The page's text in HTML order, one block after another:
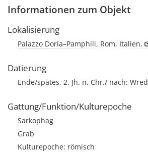
Informationen zum Objekt
Lokalisierung
Palazzo Doria–Pamphili, Rom, Italien,
Datierung
Ende/spätes, 2. Jh. n. Chr./ nach:
Gattung/Funktion/Kulturepoche
Sarkophag
Grab
Kulturepoche: römisch